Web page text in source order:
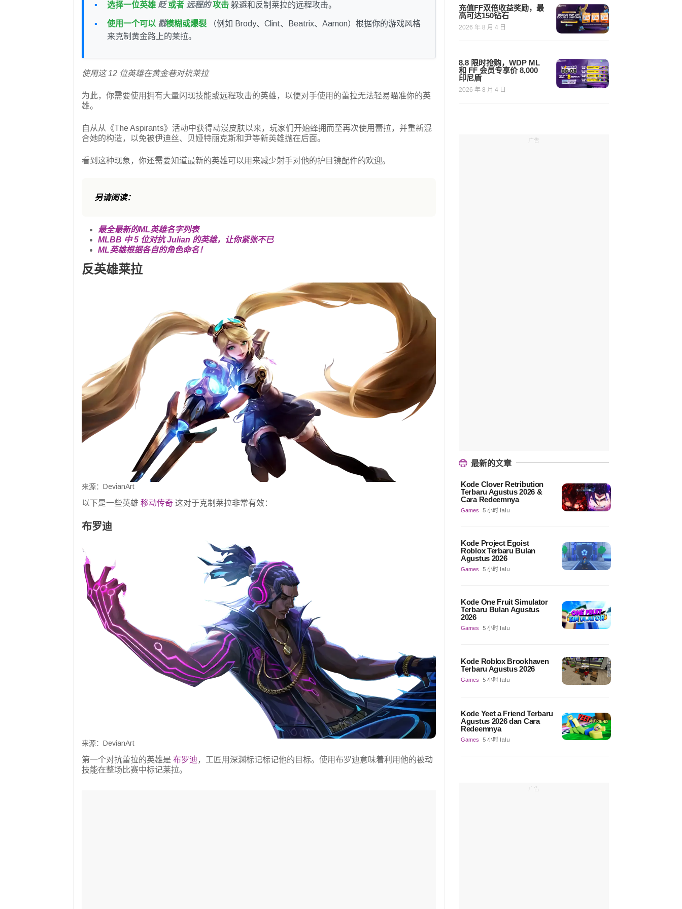
选择一位英雄 眨或者 远程的攻击 躲避和反制莱拉的远程攻击。
使用一个可以 戳模糊或爆裂 （例如 Brody、Clint、Beatrix、Aamon）根据你的游戏风格
来克制黄金路上的莱拉。
使用这 12 位英雄在黄金巷对抗莱拉
为此，你需要使用拥有大量闪现技能或远程攻击的英雄，以便对手使用的蕾拉无法轻易瞄准你的英
雄。
自从从《The Aspirants》活动中获得动漫皮肤以来，玩家们开始蜂拥而至再次使用蕾拉，并重新混
合她的构造，以免被伊迪丝、贝娅特丽克斯和尹等新英雄抛在后面。
看到这种现象，你还需要知道最新的英雄可以用来减少射手对他的护目镜配件的欢迎。
另请阅读：
最全最新的ML英雄名字列表
MLBB 中 5 位对抗 Julian 的英雄，让你紧张不已
ML英雄根据各自的角色命名！
反英雄莱拉
来源：DevianArt
以下是一些英雄 移动传奇 这对于克制莱拉非常有效：
布罗迪
来源：DevianArt
第一个对抗蕾拉的英雄是 布罗迪 ，工匠用深渊标记标记他的目标。使用布罗迪意味着利用他的被动
技能在整场比赛中标记莱拉。
充值FF双倍收益奖励，最
高可达150钻石
2026 年 8 月 4 日
8.8 限时抢购，WDP ML
和 FF 会员专享价 8,000
印尼盾
2026 年 8 月 4 日
广告
最新的文章
Kode Clover Retribution
Terbaru Agustus 2026 &
Cara Redeemnya
Games 5 小时 lalu
Kode Project Egoist
Roblox Terbaru Bulan
Agustus 2026
Games 5 小时 lalu
Kode One Fruit Simulator
Terbaru Bulan Agustus
2026
Games 5 小时 lalu
Kode Roblox Brookhaven
Terbaru Agustus 2026
Games 5 小时 lalu
Kode Yeet a Friend Terbaru
Agustus 2026 dan Cara
Redeemnya
Games 5 小时 lalu
广告